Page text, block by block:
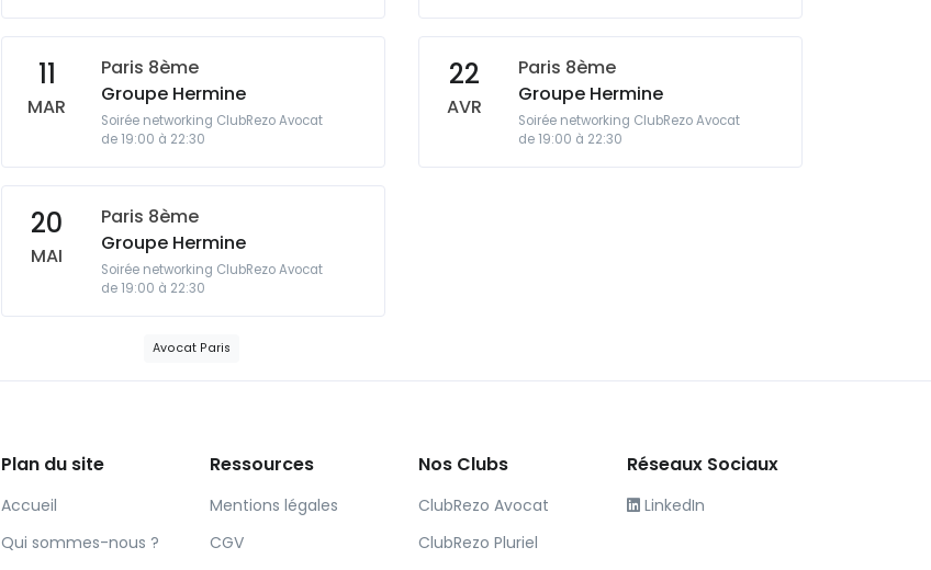
11
MAR
Paris 8ème
Groupe Hermine
Soirée networking ClubRezo Avocat
de 19:00 à 22:30
22
AVR
Paris 8ème
Groupe Hermine
Soirée networking ClubRezo Avocat
de 19:00 à 22:30
20
MAI
Paris 8ème
Groupe Hermine
Soirée networking ClubRezo Avocat
de 19:00 à 22:30
Avocat Paris
Plan du site
Accueil
Qui sommes-nous ?
Ressources
Mentions légales
CGV
Nos Clubs
ClubRezo Avocat
ClubRezo Pluriel
Réseaux Sociaux
LinkedIn